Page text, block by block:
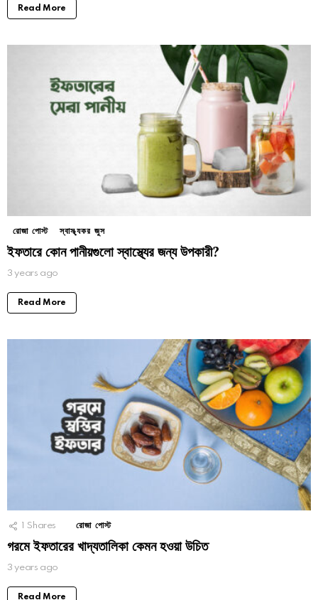
Read More
রোজা পোস্ট স্বাস্থ্যকর জুস
ইফতারে কোন পানীয়গুলো স্বাস্থ্যের জন্য উপকারী?
3 years ago
Read More
1 Shares রোজা পোস্ট
গরমে ইফতারের খাদ্যতালিকা কেমন হওয়া উচিত
3 years ago
Read More